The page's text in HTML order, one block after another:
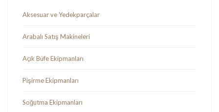
Aksesuar ve Yedekparçalar
Arabalı Satış Makineleri
Açık Büfe Ekipmanları
Pişirme Ekipmanları
Soğutma Ekipmanları